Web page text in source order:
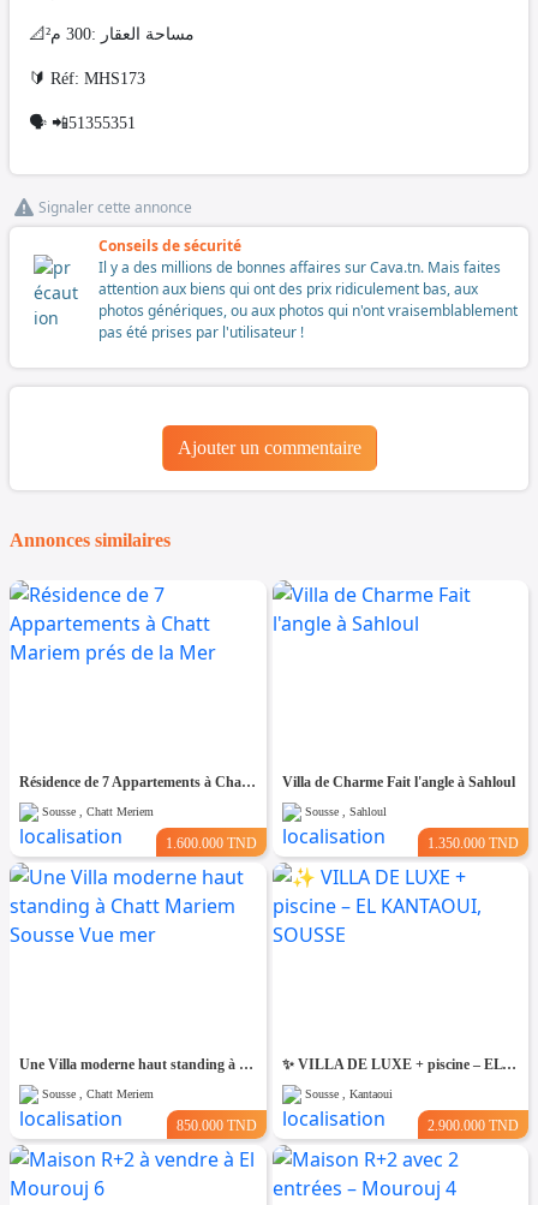
📐مساحة العقار :300 م²
🔰 Réf: MHS173
🗣 📲51355351
Signaler cette annonce
Conseils de sécurité
Il y a des millions de bonnes affaires sur Cava.tn. Mais faites
attention aux biens qui ont des prix ridiculement bas, aux
photos génériques, ou aux photos qui n'ont vraisemblablement
pas été prises par l'utilisateur !
Ajouter un commentaire
Annonces similaires
Résidence de 7 Appartements à Chatt Mariem prés de la Mer
Sousse , Chatt Meriem
1.600.000 TND
Villa de Charme Fait l'angle à Sahloul
Sousse , Sahloul
1.350.000 TND
Une Villa moderne haut standing à Chatt Mariem Sousse Vue mer
Sousse , Chatt Meriem
850.000 TND
​✨ VILLA DE LUXE + piscine – EL KANTAOUI, SOUSSE
Sousse , Kantaoui
2.900.000 TND